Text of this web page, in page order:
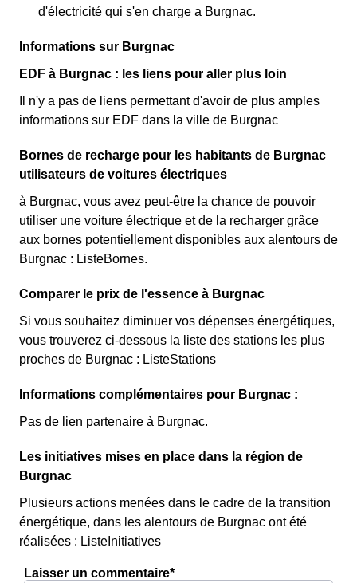
d'électricité qui s'en charge a Burgnac.
Informations sur Burgnac
EDF à Burgnac : les liens pour aller plus loin
Il n'y a pas de liens permettant d'avoir de plus amples
informations sur EDF dans la ville de Burgnac
Bornes de recharge pour les habitants de Burgnac
utilisateurs de voitures électriques
à Burgnac, vous avez peut-être la chance de pouvoir
utiliser une voiture électrique et de la recharger grâce
aux bornes potentiellement disponibles aux alentours de
Burgnac : ListeBornes.
Comparer le prix de l'essence à Burgnac
Si vous souhaitez diminuer vos dépenses énergétiques,
vous trouverez ci-dessous la liste des stations les plus
proches de Burgnac : ListeStations
Informations complémentaires pour Burgnac :
Pas de lien partenaire à Burgnac.
Les initiatives mises en place dans la région de
Burgnac
Plusieurs actions menées dans le cadre de la transition
énergétique, dans les alentours de Burgnac ont été
réalisées : ListeInitiatives
Laisser un commentaire*